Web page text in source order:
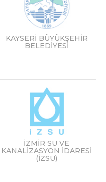
KAYSERİ BÜYÜKŞEHİR
BELEDİYESİ
İZMİR SU VE
KANALİZASYON İDARESİ
(İZSU)